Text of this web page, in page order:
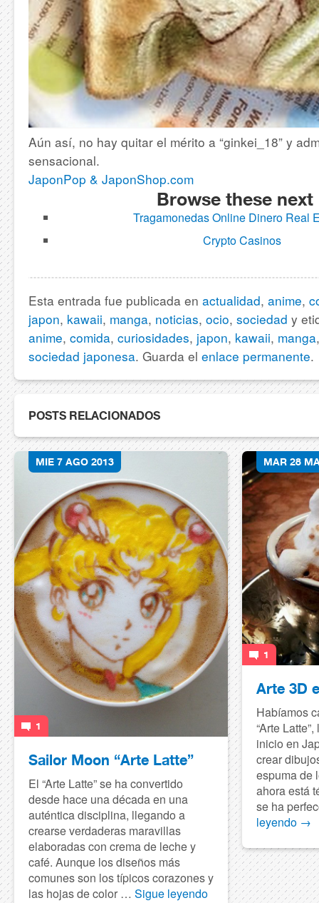
Aún así, no hay quitar el mérito a “ginkei_18” y
sensacional.
JaponPop & JaponShop.com
Browse these next
Tragamonedas Online Dinero Real
Crypto Casinos
Esta entrada fue publicada en actualidad, anime,
japon, kawaii, manga, noticias, ocio, sociedad y
anime, comida, curiosidades, japon, kawaii, manga
sociedad japonesa. Guarda el enlace permanente.
POSTS RELACIONADOS
MIE 7 AGO 2013
1
Sailor Moon “Arte Latte”
El “Arte Latte” se ha convertido
desde hace una década en una
auténtica disciplina, llegando a
crearse verdaderas maravillas
elaboradas con crema de leche y
café. Aunque los diseños más
comunes son los típicos corazones y
las hojas de color … Sigue leyendo
MAR 28
1
Arte 3D
Habíamos
“Arte
inicio en
crear
espuma de
ahora está
se ha
leyendo →